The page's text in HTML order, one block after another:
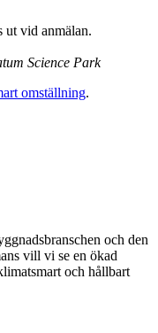
ut vid anmälan.
Science Park
omställning.
och den
vill vi se en ökad
och hållbart